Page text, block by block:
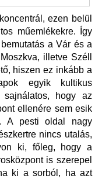
ezen belül
műemlékekre. Így
a Vár és a
illetve Széll
hiszen ez inkább a
egyik kultikus
hogy az
ellenére sem esik
A pesti oldal nagy
nincs utalás,
ki, főleg, hogy a
is szerepel
ki a sorból, ha azt